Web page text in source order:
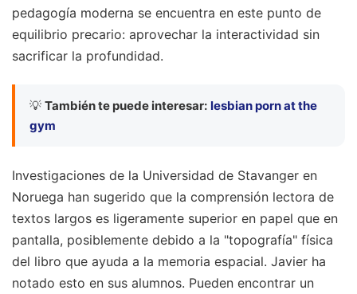
pedagogía moderna se encuentra en este punto de
equilibrio precario: aprovechar la interactividad sin
sacrificar la profundidad.
💡 También te puede interesar: lesbian porn at the
gym
Investigaciones de la Universidad de Stavanger en
Noruega han sugerido que la comprensión lectora de
textos largos es ligeramente superior en papel que en
pantalla, posiblemente debido a la "topografía" física
del libro que ayuda a la memoria espacial. Javier ha
notado esto en sus alumnos. Pueden encontrar un